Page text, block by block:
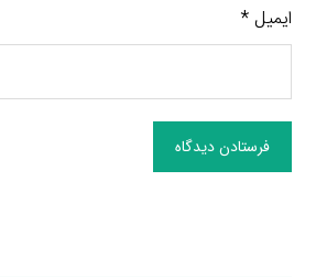
ایمیل*
فرستادن دیدگاه